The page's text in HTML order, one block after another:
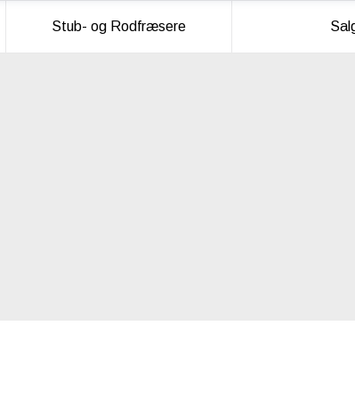
Stub- og Rodfræsere